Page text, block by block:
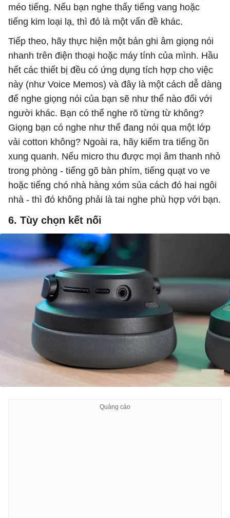
méo tiếng. Nếu bạn nghe thấy tiếng vang hoặc
tiếng kim loại lạ, thì đó là một vấn đề khác.
Tiếp theo, hãy thực hiện một bản ghi âm giọng nói
nhanh trên điện thoại hoặc máy tính của mình. Hầu
hết các thiết bị đều có ứng dụng tích hợp cho việc
này (như Voice Memos) và đây là một cách dễ dàng
để nghe giọng nói của bạn sẽ như thế nào đối với
người khác. Bạn có thể nghe rõ từng từ không?
Giọng bạn có nghe như thể đang nói qua một lớp
vải cotton không? Ngoài ra, hãy kiểm tra tiếng ồn
xung quanh. Nếu micro thu được mọi âm thanh nhỏ
trong phòng - tiếng gõ bàn phím, tiếng quạt vo ve
hoặc tiếng chó nhà hàng xóm sủa cách đó hai ngôi
nhà - thì đó không phải là tai nghe phù hợp với bạn.
6. Tùy chọn kết nối